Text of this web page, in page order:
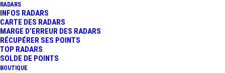
RADARS
INFOS RADARS
CARTE DES RADARS
MARGE D’ERREUR DES RADARS
RÉCUPÉRER SES POINTS
TOP RADARS
SOLDE DE POINTS
BOUTIQUE